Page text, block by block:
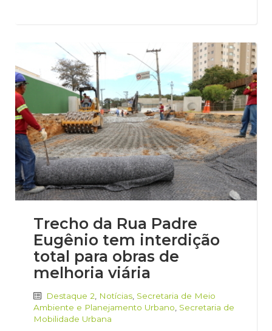
Trecho da Rua Padre
Eugênio tem interdição
total para obras de
melhoria viária
Destaque 2 Notícias Secretaria de Meio
Ambiente e Planejamento Urbano Secretaria de
Mobilidade Urbana